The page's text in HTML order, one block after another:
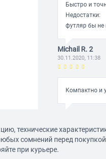
Быстро и
Недостатки:
футляр бы не
Michail R. 2
30.11.2020, 11:38
Компактно и
технические
сомнений перед
при курьере.